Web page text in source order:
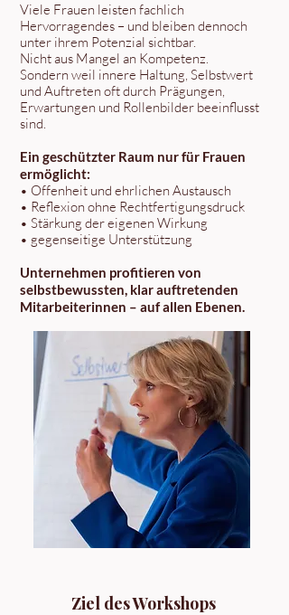
Viele Frauen leisten fachlich
Hervorragendes – und bleiben dennoch
unter ihrem Potenzial sichtbar.
Nicht aus Mangel an Kompetenz.
Sondern weil innere Haltung, Selbstwert
und Auftreten oft durch Prägungen,
Erwartungen und Rollenbilder beeinflusst
sind.
Ein geschützter Raum nur für Frauen
ermöglicht:
• Offenheit und ehrlichen Austausch
• Reflexion ohne Rechtfertigungsdruck
• Stärkung der eigenen Wirkung
• gegenseitige Unterstützung
Unternehmen profitieren von
selbstbewussten, klar auftretenden
Mitarbeiterinnen – auf allen Ebenen.
Ziel des Workshops